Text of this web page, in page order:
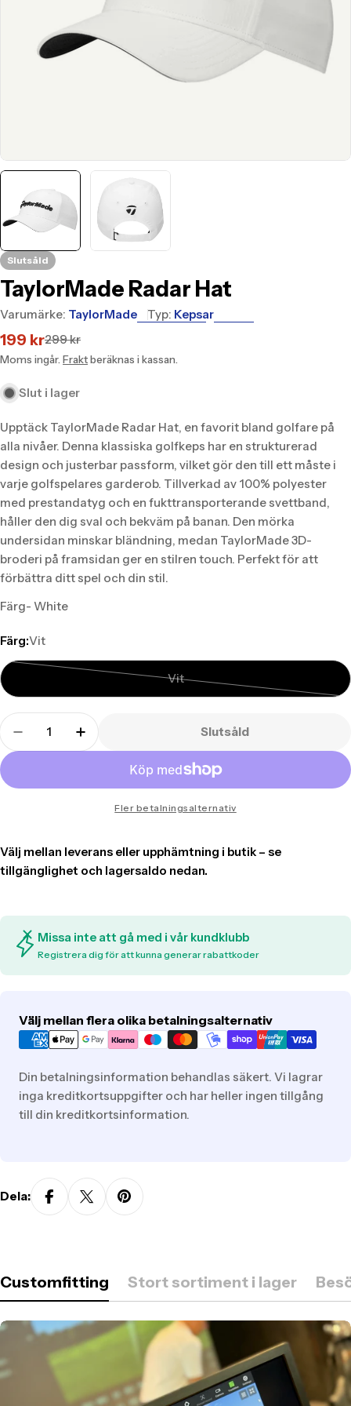
Slutsåld
TaylorMade Radar Hat
Varumärke: TaylorMade Typ: Kepsar
Translation
missing:
199 kr
Translation
missing:
299 kr
Moms ingår. Fraktberäknas i kassan.
Slut i lager
Upptäck TaylorMade Radar Hat, en favorit bland golfare på
alla nivåer. Denna klassiska golfkeps har en strukturerad
design och justerbar passform, vilket gör den till ett måste i
varje golfspelares garderob. Tillverkad av 100% polyester
med prestandatyg och en fukttransporterande svettband,
håller den dig sval och bekväm på banan. Den mörka
undersidan minskar bländning, medan TaylorMade 3D-
broderi på framsidan ger en stilren touch. Perfekt för att
förbättra ditt spel och din stil.
Färg- White
Färg:Vit
Vit
Translation
Translation
missing:
sv.products.product.quantity.label
Translation missing:
Translation missing:
Slutsåld
Fler betalningsalternativ
Missa inte att gå med i vår kundklubb
Registrera dig för att kunna generar rabattkoder
Välj mellan flera olika betalningsalternativ
Translation
missing:
Din betalningsinformation behandlas säkert. Vi lagrar
inga kreditkortsuppgifter och har heller ingen tillgång
till din kreditkortsinformation.
Dela:
Customfitting Stort sortiment i lager